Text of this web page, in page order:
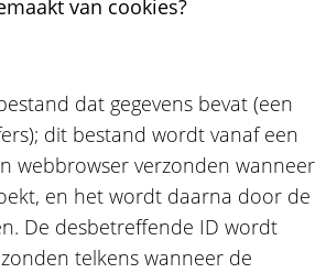
van cookies?
dat gegevens bevat (een
dit bestand wordt vanaf een
webbrowser verzonden wanneer
en het wordt daarna door de
De desbetreffende ID wordt
telkens wanneer de